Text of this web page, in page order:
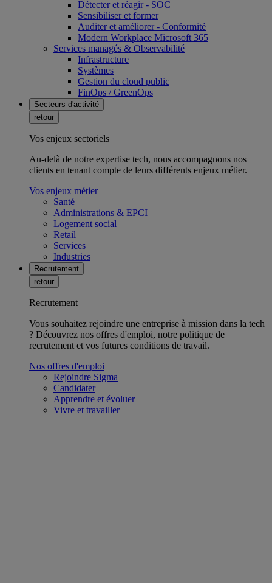
Détecter et réagir - SOC
Sensibiliser et former
Auditer et améliorer - Conformité
Modern Workplace Microsoft 365
Services managés & Observabilité
Infrastructure
Systèmes
Gestion du cloud public
FinOps / GreenOps
Secteurs d'activité
retour
Vos enjeux sectoriels
Au-delà de notre expertise tech, nous accompagnons nos
clients en tenant compte de leurs différents enjeux métier.
Vos enjeux métier
Santé
Administrations & EPCI
Logement social
Retail
Services
Industries
Recrutement
retour
Recrutement
Vous souhaitez rejoindre une entreprise à mission dans la tech
? Découvrez nos offres d'emploi, notre politique de
recrutement et vos futures conditions de travail.
Nos offres d'emploi
Rejoindre Sigma
Candidater
Apprendre et évoluer
Vivre et travailler